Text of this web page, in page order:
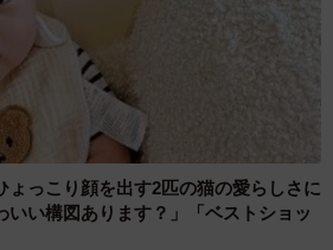
でミュージカルのようなものをや
ゃんとオチや笑わせるところも考
いしていますね。子どものやわら
ます。
ょっこり顔を出す2匹の猫の愛らしさに
い構図あります？」「ベストショッ